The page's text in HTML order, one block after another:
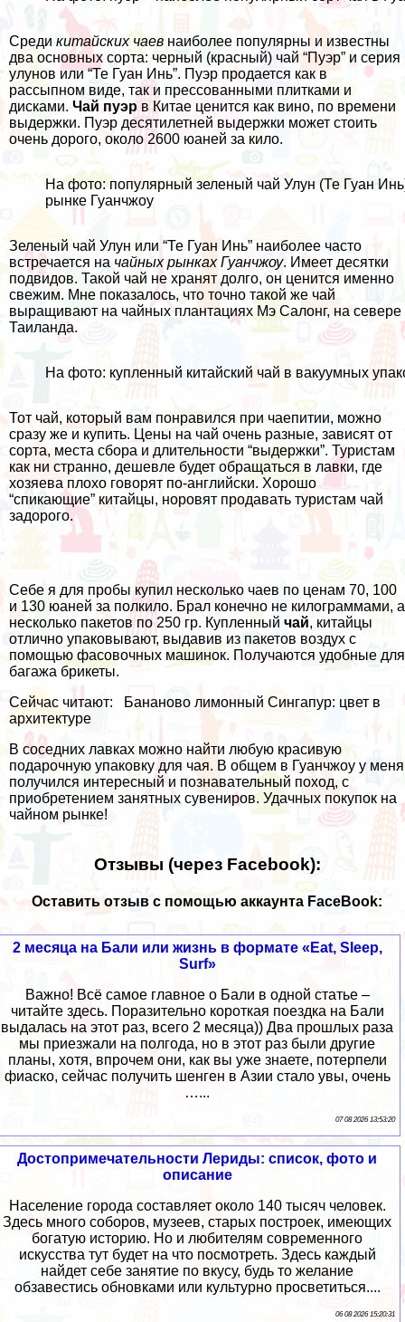
Среди китайских чаев наиболее популярны и известны
два основных сорта: черный (красный) чай “Пуэр” и серия
улунов или “Те Гуан Инь”. Пуэр продается как в
рассыпном виде, так и прессованными плитками и
дисками. Чай пуэрвКитае ценится как вино, по времени
выдержки. Пуэр десятилетней выдержки может стоить
очень дорого, около 2600 юаней за кило.
На фото: популярный зеленый чай Улун (Те Гуан
рынке Гуанчжоу
Зеленый чай Улун или “Те Гуан Инь” наиболее часто
встречается на чайных рынках Гуанчжоу. Имеет десятки
подвидов. Такой чай не хранят долго, он ценится именно
свежим. Мне показалось, что точно такой же чай
выращивают на чайных плантациях Мэ Салонг, на севере
Таиланда.
На фото: купленный китайский чай в вакуумных
Тот чай, который вам понравился при чаепитии, можно
сразу же и купить. Цены на чай очень разные, зависят от
сорта, места сбора и длительности “выдержки”. Туристам
как ни странно, дешевле будет обращаться в лавки, где
хозяева плохо говорят по-английски. Хорошо
“спикающие” китайцы, норовят продавать туристам чай
задорого.
Себе я для пробы купил несколько чаев по ценам 70, 100
и 130 юаней за полкило. Брал конечно не килограммами, а
несколько пакетов по 250 гр. Купленный чай, китайцы
отлично упаковывают, выдавив из пакетов воздух с
помощью фасовочных машинок. Получаются удобные для
багажа брикеты.
Сейчас читают:
Бананово лимонный Сингапур: цвет в
архитектуре
В соседних лавках можно найти любую красивую
подарочную упаковку для чая. В общем в Гуанчжоу у меня
получился интересный и познавательный поход, с
приобретением занятных сувениров. Удачных покупок на
чайном рынке!
Отзывы (через Facebook):
Оставить отзыв с помощью аккаунта FaceBook:
2 месяца на Бали или жизнь в формате «Eat, Sleep,
Surf»
Важно! Всё самое главное о Бали в одной статье –
читайте здесь. Поразительно короткая поездка на Бали
выдалась на этот раз, всего 2 месяца)) Два прошлых раза
мы приезжали на полгода, но в этот раз были другие
планы, хотя, впрочем они, как вы уже знаете, потерпели
фиаско, сейчас получить шенген в Азии стало увы, очень
…...
07 08 2026 13:53:20
Достопримечательности Лериды: список, фото и
описание
Население города составляет около 140 тысяч человек.
Здесь много соборов, музеев, старых построек, имеющих
богатую историю. Но и любителям современного
искусства тут будет на что посмотреть. Здесь каждый
найдет себе занятие по вкусу, будь то желание
обзавестись обновками или культурно просветиться....
06 08 2026 15:20:31